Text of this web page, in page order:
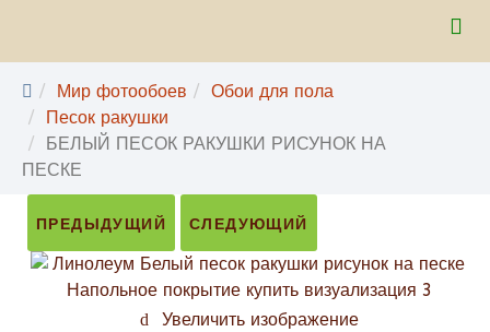
Мир фотообоев
Обои для пола
Песок ракушки
БЕЛЫЙ ПЕСОК РАКУШКИ РИСУНОК НА
ПЕСКЕ
ПРЕДЫДУЩИЙ СЛЕДУЮЩИЙ
Увеличить изображение